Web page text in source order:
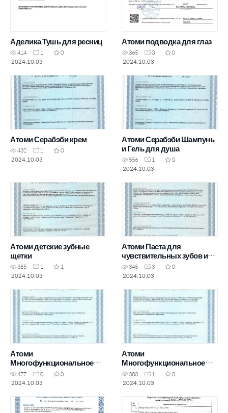
Аделика Тушь для ресниц
414 1
0
2024.10.03
Атоми подводка для глаз
365 0
0
2024.10.03
Атоми Серабэби крем
432 1
0
2024.10.03
Атоми Серабэби Шампунь
и Гель для душа
556 1
0
2024.10.03
Атоми детские зубные
щетки
385 1
1
2024.10.03
Атоми Паста для
чувствительных зубов и
десен
345 3
0
2024.10.03
Атоми
Многофункциональное
чистящее средство для
кухни
477 0
0
2024.10.03
Атоми
Многофункциональное
чистящее средство для
ванной комнаты
380 1
0
2024.10.03